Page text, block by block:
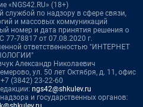
«NGS42.RU» (18+)
службой по надзору в сфере связи,
и массовых коммуникаций
номер и дата принятия решения о
77-78817 от 07.08.2020 г.
ответственностью "ИНТЕРНЕТ
Александр Николаевич
ул. 50 лет Октября, д. 11, офис
(3842) 23-22-60
ngs42@shkulev.ru
и государственных органов: